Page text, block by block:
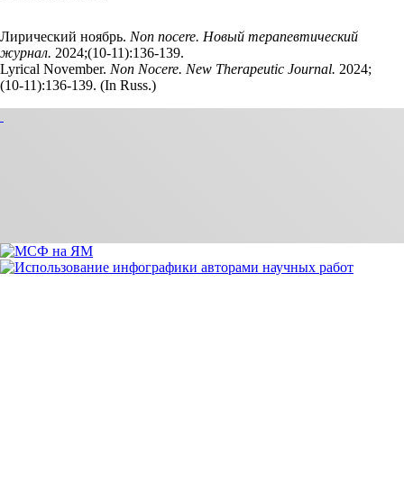
Лирический ноябрь. Non nocere. Новый терапевтический
журнал. 2024;(10‑11):136‑139.
Lyrical November. Non Nocere. New Therapeutic Journal. 2024;
(10‑11):136‑139. (In Russ.)